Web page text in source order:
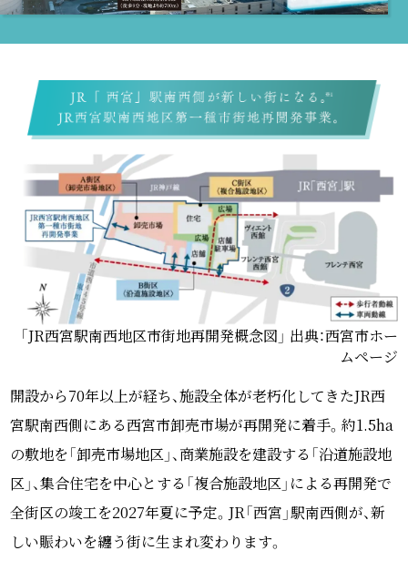
「JR西宮駅南西地区市街地再開発概念図」 出典：西宮市ホー
ムページ
開設から70年以上が経ち、施設全体が老朽化してきたJR西
宮駅南西側にある西宮市卸売市場が再開発に着手。約1.5ha
の敷地を「卸売市場地区」、商業施設を建設する「沿道施設地
区」、集合住宅を中心とする「複合施設地区」による再開発で
全街区の竣工を2027年夏に予定。JR「西宮」駅南西側が、新
しい賑わいを纏う街に生まれ変わります。